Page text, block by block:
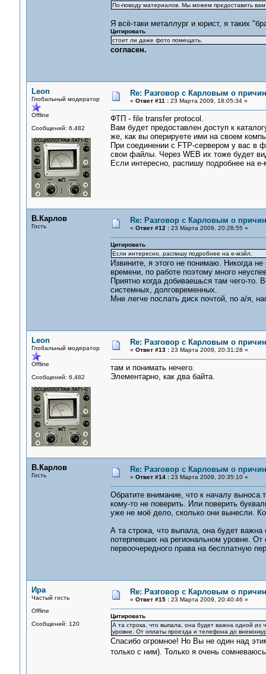
По-поводу материалов. Мы можем предоставить
Я всё-таки металлург и юрист, я таких
Цитировать
стоит ли даже фото помещать.
согласен.
Leon
Глобальный модератор
Offline
Сообщений: 6,482
Re: Разговор с Карловым о
« Ответ #11 :23 Марта 2009, 18:05:34 »
ФТП - file transfer protocol.
Вам будет предоставлен доступ к
же, как вы оперируете ими на своем
При соединении с FTP-сервером у вас в
свои файлы. Через WEB их тоже будет
Если интересно, распишу подробнее на
В.Карлов
Гость
Re: Разговор с Карловым о
« Ответ #12 :23 Марта 2009, 20:28:55 »
Цитировать
Если интересно, распишу подробнее на е-мэйл.
Извините, я этого не понимаю. Никогда
времени, по работе поэтому много
Приятно когда добиваешься там чего-то.
системных, долговременных.
Мне легче послать диск почтой, по а/я,
Leon
Глобальный модератор
Offline
Сообщений: 6,482
Re: Разговор с Карловым о
« Ответ #13 :23 Марта 2009, 20:31:28 »
там и понимать нечего.
Элементарно, как два байта.
В.Карлов
Гость
Re: Разговор с Карловым о
« Ответ #14 :23 Марта 2009, 20:35:10 »
Обратите внимание, что к началу выноса
кому-то не поверить. Или поверить
уже не моё дело, сколько они вынесли.
А та строка, что выпала, она будет
потерпевших на региональном уровне.
первоочередного права на бесплатную
Ира
Частый гость
Offline
Сообщений: 120
Re: Разговор с Карловым о
« Ответ #15 :23 Марта 2009, 20:40:46 »
Цитировать
А та строка, что выпала, она будет важна одной из
уровне. От оплаты проезда и телефона до
Спасибо огромное! Но Вы не один над
только с ним). Только я очень